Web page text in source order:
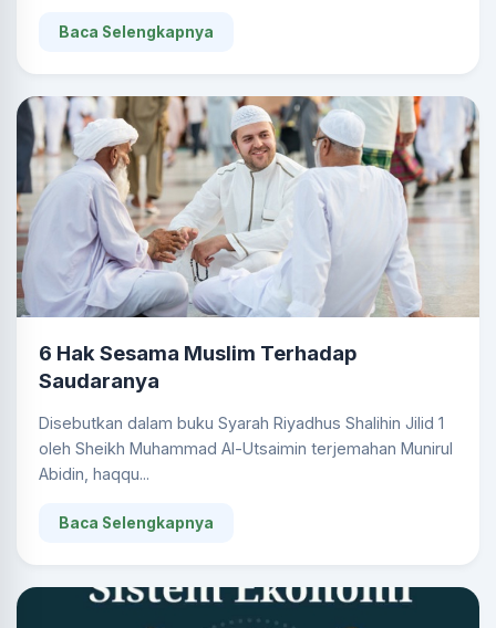
Baca Selengkapnya
6 Hak Sesama Muslim Terhadap
Saudaranya
Disebutkan dalam buku Syarah Riyadhus Shalihin Jilid 1
oleh Sheikh Muhammad Al-Utsaimin terjemahan Munirul
Abidin, haqqu...
Baca Selengkapnya